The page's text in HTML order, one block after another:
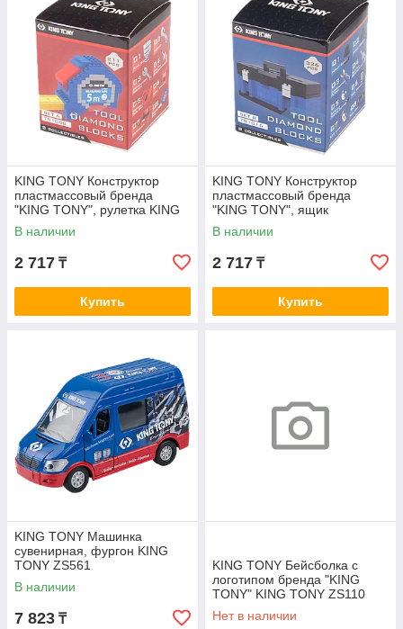
KING TONY Конструктор
пластмассовый бренда
"KING TONY", рулетка KING
TONY TS1008
В наличии
2 717 ₸
Купить
KING TONY Конструктор
пластмассовый бренда
"KING TONY", ящик
инструментальный KING
TONY TS1016
В наличии
2 717 ₸
Купить
KING TONY Машинка
сувенирная, фургон KING
TONY ZS561
В наличии
7 823 ₸
KING TONY Бейсболка с
логотипом бренда "KING
TONY" KING TONY ZS110
Нет в наличии